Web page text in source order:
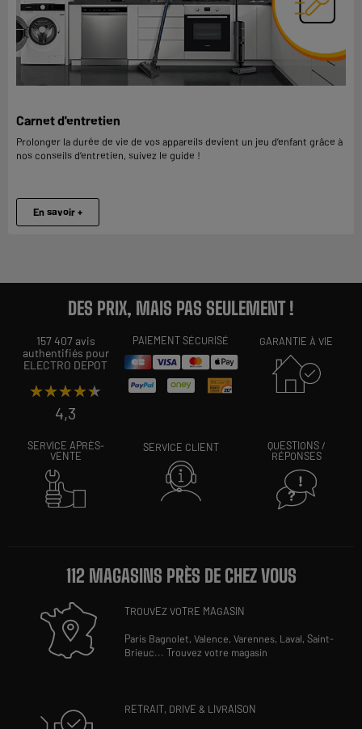
Carnet d'entretien
Prolonger la durée de vie de vos appareils devient un jeu d’enfant grâce à
nos conseils d’entretien, suivez le guide !
En savoir +
DES PRIX, MAIS PAS SEULEMENT !
157 407 avis
authentifiés pour
ELECTRO DEPOT
★★★★★
★★★★★
4,3
PAIEMENT SÉCURISÉ GARANTIE À VIE
SERVICE APRÈS-
VENTE
SERVICE CLIENT
QUESTIONS /
RÉPONSES
112 MAGASINS PRÈS DE CHEZ VOUS
TROUVEZ VOTRE MAGASIN
Paris Bagnolet,Valence,Varennes, Laval,Saint-
Brieuc...Trouvez votre magasin
RETRAIT, DRIVE & LIVRAISON